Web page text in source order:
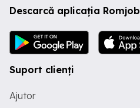
Descarcă aplicația Romjob
Suport clienți
Ajutor